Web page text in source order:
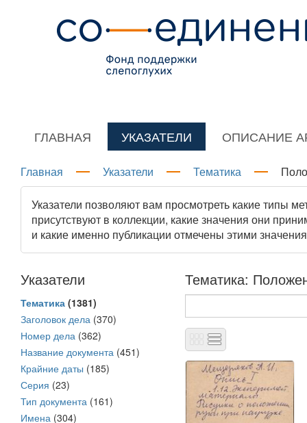
ГЛАВНАЯ УКАЗАТЕЛИ ОПИСАНИЕ
Главная Указатели Тематика
Указатели позволяют вам просмотреть какие типы
присутствуют в коллекции, какие значения они
и какие именно публикации отмечены этими
Указатели
Тематика (1381)
Заголовок дела (370)
Номер дела (362)
Название документа (451)
Крайние даты (185)
Серия (23)
Тип документа (161)
Имена (304)
Тематика: